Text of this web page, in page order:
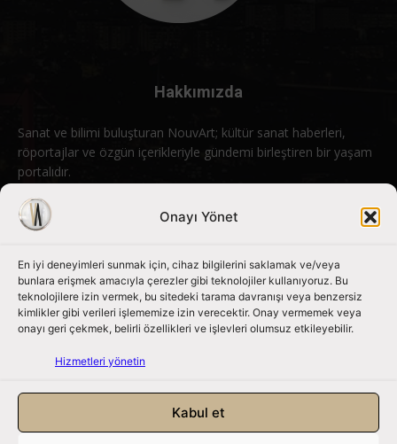
Onayı Yönet
En iyi deneyimleri sunmak için, cihaz bilgilerini saklamak ve/veya
bunlara erişmek amacıyla çerezler gibi teknolojiler kullanıyoruz. Bu
teknolojilere izin vermek, bu sitedeki tarama davranışı veya benzersiz
kimlikler gibi verileri işlememize izin verecektir. Onay vermemek veya
onayı geri çekmek, belirli özellikleri ve işlevleri olumsuz etkileyebilir.
Hizmetleri yönetin
Kabul et
Hakkımızda
Sanat ve bilimi buluşturan NouvArt; kültür sanat haberleri,
röportajlar ve özgün içerikleriyle gündemi birleştiren bir yaşam
portalıdır.
Bizimle iletişime geçin: info@nouvart.net
Bizi Takip Edin